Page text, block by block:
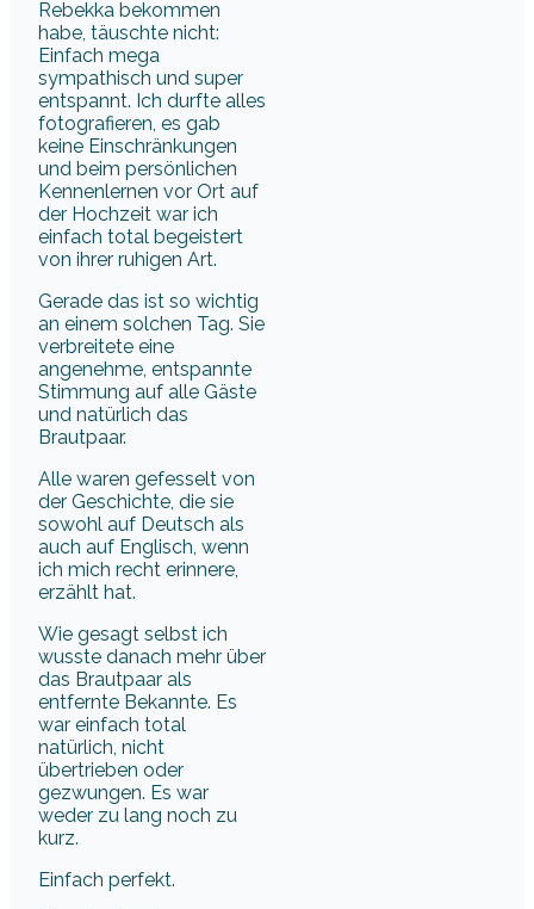
Rebekka bekommen
habe, täuschte nicht:
Einfach mega
sympathisch und super
entspannt. Ich durfte alles
fotografieren, es gab
keine Einschränkungen
und beim persönlichen
Kennenlernen vor Ort auf
der Hochzeit war ich
einfach total begeistert
von ihrer ruhigen Art.
Gerade das ist so wichtig
an einem solchen Tag. Sie
verbreitete eine
angenehme, entspannte
Stimmung auf alle Gäste
und natürlich das
Brautpaar.
Alle waren gefesselt von
der Geschichte, die sie
sowohl auf Deutsch als
auch auf Englisch, wenn
ich mich recht erinnere,
erzählt hat.
Wie gesagt selbst ich
wusste danach mehr über
das Brautpaar als
entfernte Bekannte. Es
war einfach total
natürlich, nicht
übertrieben oder
gezwungen. Es war
weder zu lang noch zu
kurz.
Einfach perfekt.